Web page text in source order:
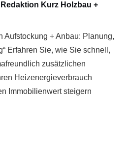
Redaktion Kurz Holzbau +
Aufstockung + Anbau: Planung,
Erfahren Sie, wie Sie schnell,
zusätzlichen
Heizenergieverbrauch
Immobilienwert steigern